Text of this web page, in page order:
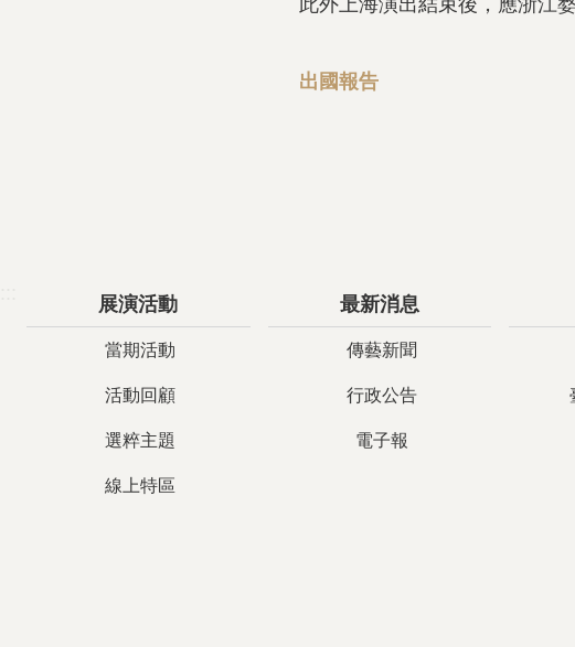
此外上海演出結束後，應浙江
出國報告
展演活動
當期活動
活動回顧
選粹主題
線上特區
最新消息
傳藝新聞
行政公告
電子報